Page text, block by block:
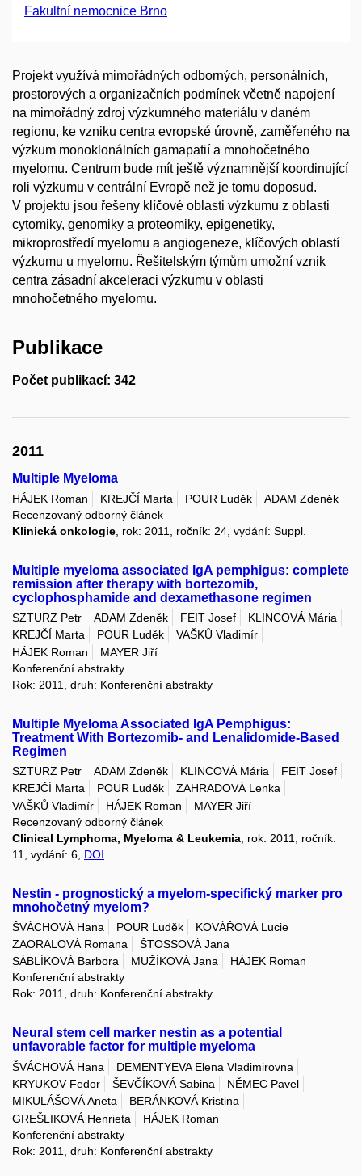
Fakultní nemocnice Brno
Projekt využívá mimořádných odborných, personálních,
prostorových a organizačních podmínek včetně napojení
na mimořádný zdroj výzkumného materiálu v daném
regionu, ke vzniku centra evropské úrovně, zaměřeného na
výzkum monoklonálních gamapatií a mnohočetného
myelomu. Centrum bude mít ještě významnější koordinující
roli výzkumu v centrální Evropě než je tomu doposud.
V projektu jsou řešeny klíčové oblasti výzkumu z oblasti
cytomiky, genomiky a proteomiky, epigenetiky,
mikroprostředí myelomu a angiogeneze, klíčových oblastí
výzkumu u myelomu. Řešitelským týmům umožní vznik
centra zásadní akceleraci výzkumu v oblasti
mnohočetného myelomu.
Publikace
Počet publikací: 342
2011
Multiple Myeloma
HÁJEK Roman KREJČÍ Marta POUR Luděk
ADAM Zdeněk
Recenzovaný odborný článek
Klinická onkologie , rok: 2011, ročník: 24, vydání: Suppl.
Multiple myeloma associated IgA pemphigus: complete
remission after therapy with bortezomib,
cyclophosphamide and dexamethasone regimen
SZTURZ Petr ADAM Zdeněk FEIT Josef
KLINCOVÁ Mária
KREJČÍ Marta
POUR Luděk
VAŠKŮ Vladimír
HÁJEK Roman
MAYER Jiří
Konferenční abstrakty
Rok: 2011, druh: Konferenční abstrakty
Multiple Myeloma Associated IgA Pemphigus:
Treatment With Bortezomib- and Lenalidomide-Based
Regimen
SZTURZ Petr ADAM Zdeněk KLINCOVÁ Mária
FEIT Josef
KREJČÍ Marta
POUR Luděk
ZAHRADOVÁ Lenka
VAŠKŮ Vladimír
HÁJEK Roman
MAYER Jiří
Recenzovaný odborný článek
Clinical Lymphoma, Myeloma & Leukemia , rok: 2011, ročník:
11, vydání: 6, DOI
Nestin - prognostický a myelom-specifický marker pro
mnohočetný myelom?
ŠVÁCHOVÁ Hana POUR Luděk
KOVÁŘOVÁ Lucie
ZAORALOVÁ Romana
ŠTOSSOVÁ Jana
SÁBLÍKOVÁ Barbora
MUŽÍKOVÁ Jana
HÁJEK Roman
Konferenční abstrakty
Rok: 2011, druh: Konferenční abstrakty
Neural stem cell marker nestin as a potential
unfavorable factor for multiple myeloma
ŠVÁCHOVÁ Hana
DEMENTYEVA Elena Vladimirovna
KRYUKOV Fedor
ŠEVČÍKOVÁ Sabina
NĚMEC Pavel
MIKULÁŠOVÁ Aneta
BERÁNKOVÁ Kristina
GREŠLIKOVÁ Henrieta
HÁJEK Roman
Konferenční abstrakty
Rok: 2011, druh: Konferenční abstrakty